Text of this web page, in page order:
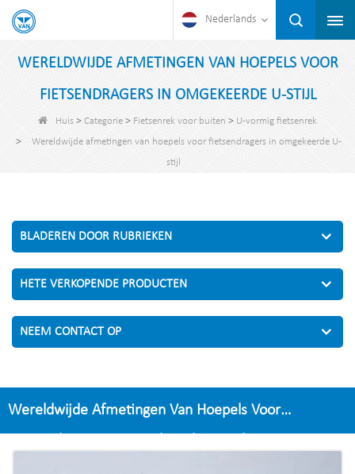
Nederlands
WERELDWIJDE AFMETINGEN VAN HOEPELS VOOR
FIETSENDRAGERS IN OMGEKEERDE U-STIJL
Huis > Categorie > Fietsenrek voor buiten > U-vormig fietsenrek
>
Wereldwijde afmetingen van hoepels voor fietsendragers in omgekeerde U-
stijl
BLADEREN DOOR RUBRIEKEN
HETE VERKOPENDE PRODUCTEN
NEEM CONTACT OP
Wereldwijde Afmetingen Van Hoepels Voor